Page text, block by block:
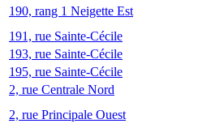
190, rang 1 Neigette Est
191, rue Sainte-Cécile
193, rue Sainte-Cécile
195, rue Sainte-Cécile
2, rue Centrale Nord
2, rue Principale Ouest